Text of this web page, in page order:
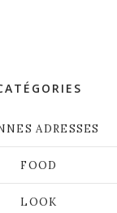
ADRESSES
FOOD
LOOK